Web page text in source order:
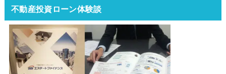
不動産投資ローン体験談